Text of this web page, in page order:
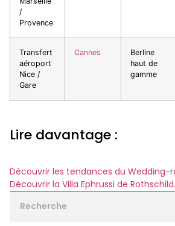
/
Provence
Transfert
aéroport
Nice /
Gare
Cannes
Berline
haut de
gamme
Lire davantage :
Découvrir les tendances du Wedding-
Découvrir la Villa Ephrussi de Rothschild.